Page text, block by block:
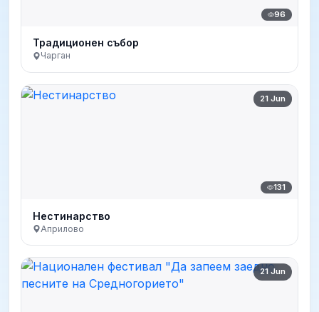
96
Традиционен събор
Чарган
21 Jun
131
Нестинарство
Априлово
21 Jun